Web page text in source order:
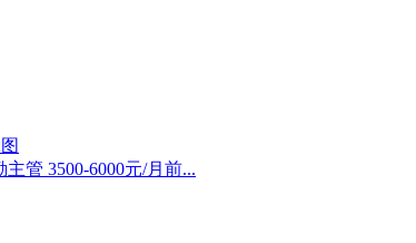
管 3500-6000元/月前...